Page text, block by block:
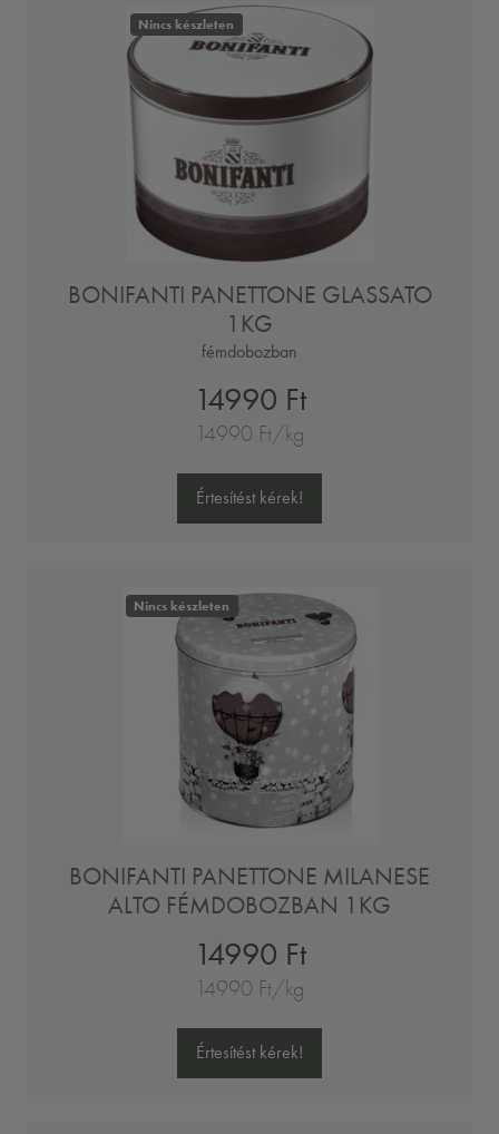
Nincs készleten
BONIFANTI PANETTONE GLASSATO
1KG
fémdobozban
14990 Ft
14990 Ft/kg
Értesítést kérek!
Nincs készleten
BONIFANTI PANETTONE MILANESE
ALTO FÉMDOBOZBAN 1KG
14990 Ft
14990 Ft/kg
Értesítést kérek!